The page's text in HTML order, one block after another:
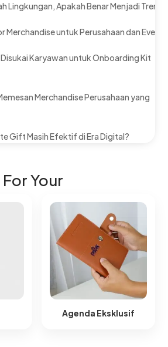
Lingkungan, Apakah Benar Menjadi Tren?
Merchandise untuk Perusahaan dan Event
Karyawan untuk Onboarding Kit
Merchandise Perusahaan yang
Gift Masih Efektif di Era Digital?
Your
Agenda Eksklusif